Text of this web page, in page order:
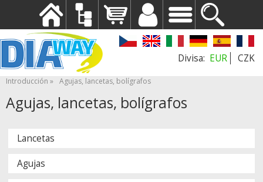
EUR CZK
Introducción Agujas, lancetas, bolígrafos
Agujas, lancetas, bolígrafos
Lancetas
Agujas